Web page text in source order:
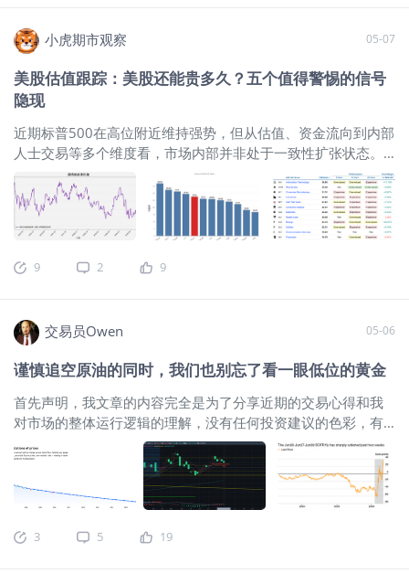
基资金净流入增强：截至2026年5月6日当周，美国债券型基金
单周预计净流入133.5亿美元，继续维持净流入状态，说明债券
型共同基金仍然保持对增量资金的吸引力，稳健配置与防御性
需求依旧存在 。从边
格波动已不足以把握资产运行主线。相较之下，库存变化更能
存与资金两个维度，统一观察美股、美债、原油、铜、铝及金
银的最新变化。
指数主连 2606(ESmain)$
$道琼斯指数主连 2606(YMmain)$
$微型道琼斯指数主连 2606(MYMmain)$ $道琼斯(.DJI)$ $道琼
斯ETF(DIA)$
小虎期市观察 05-07
美股估值跟踪：美股还能贵多久？五个值得警惕的信号
隐现
近期标普500在高位附近维持强势，但从估值、资金流向到内部
人士交易等多个维度看，市场内部并非处于一致性扩张状态。
当前美股更接近于‘指数韧性仍强、但结构分化持续加深’的阶
段：指数层面仍受到龙头权重股和资金承接支撑，但股债绝对
估值偏弱、板块估值分化、内部人士交易信号以及 M7 内部强
弱差异，都提示高位运行下的约束并未消失。本文将从股债绝
个维度，对当前美股的结构特征与潜在约束进行梳理。 一、股
持估值压力已经明显缓解这一判断。以标普500盈利收益率减去
区间，表明权益资产所能提供的静态收益补偿持续低于无风险
利率水平。这意味着当前美股能够维持高位，更多依赖市场对
盈利增长、龙头公司溢价以及流动性环境的预期，而不是建立
在传统意义上“股比债便宜”的基础之上。当前投资者实际上是在
以更低的风险补偿持有标普500，因此一旦盈利预期走弱，或长
端利率维持高位，估值约束就更容易显性化。 从最新一周的变
化看，5月4日10年期美债收益率升至 4.45%，利差同步走阔至
样本期低位附近，反映出无风险利率上行时，美股相对债券的
估值性价比会进一步走弱。5月5日随着美债收益率从 4.45% 小
9 2 9
交易员Owen 05-06
谨慎追空原油的同时，我们也别忘了看一眼低位的黄金
首先声明，我文章的内容完全是为了分享近期的交易心得和我
对市场的整体运行逻辑的理解，没有任何投资建议的色彩，有
不同看法的朋友，欢迎以理性的方式留言斧正。——-这个假
期，整体市场环境相对平静，消息面和资金面都没有出现特别
值得高度警惕的新变化。真正值得拿出来讨论的，还是持续走
高的美股，以及在美伊局势反复摇摆之下，原油、黄金和美债
2606(CLmain)$
$微型WTI原油主连 2606(MCLmain)$
3 5 19